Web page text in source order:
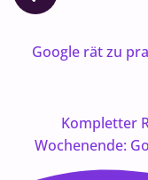
Google rät zu
Kompletter
Wochenende: